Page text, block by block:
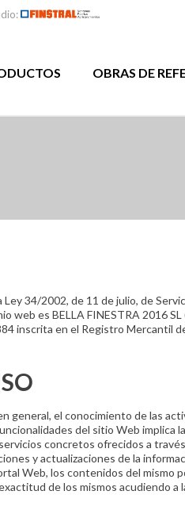
OBRAS DE
34/2002, de 11 de julio, de
es BELLA FINESTRA 2016
inscrita en el Registro
el conocimiento de las
del sitio Web
concretos ofrecidos a
y actualizaciones de la
Web, los contenidos del mismo
de los mismos acudiendo a